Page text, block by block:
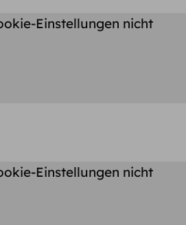
Einstellungen nicht
Einstellungen nicht